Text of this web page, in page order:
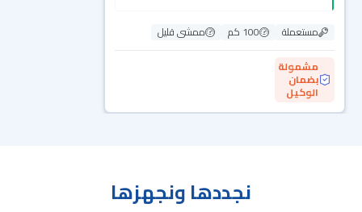
مستعملة 100 كم
ممشى قليل
مشمولة
بضمان
الوكيل
نجددها ونجهزها